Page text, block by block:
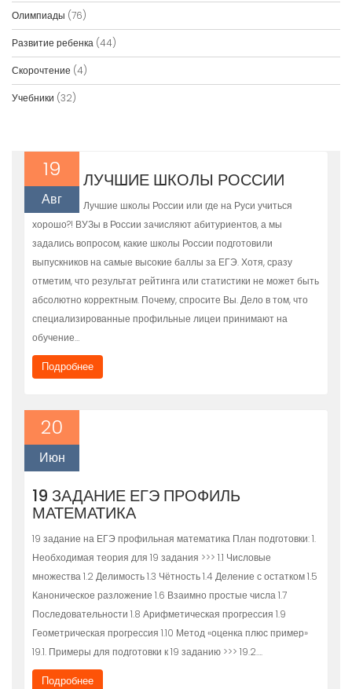
Олимпиады (76)
Развитие ребенка (44)
Скорочтение (4)
Учебники (32)
19
Авг
ЛУЧШИЕ ШКОЛЫ РОССИИ
Лучшие школы России или где на Руси учиться
хорошо?! ВУЗы в России зачисляют абитуриентов, а мы
задались вопросом, какие школы России подготовили
выпускников на самые высокие баллы за ЕГЭ. Хотя, сразу
отметим, что результат рейтинга или статистики не может быть
абсолютно корректным. Почему, спросите Вы. Дело в том, что
специализированные профильные лицеи принимают на
обучение…
Подробнее
20
Июн
19 ЗАДАНИЕ ЕГЭ ПРОФИЛЬ
МАТЕМАТИКА
19 задание на ЕГЭ профильная математика План подготовки: 1.
Необходимая теория для 19 задания >>> 1.1 Числовые
множества 1.2 Делимость 1.3 Чётность 1.4 Деление с остатком 1.5
Каноническое разложение 1.6 Взаимно простые числа 1.7
Последовательности 1.8 Арифметическая прогрессия 1.9
Геометрическая прогрессия 1.10 Метод «оценка плюс пример»
19.1. Примеры для подготовки к 19 заданию >>> 19.2….
Подробнее